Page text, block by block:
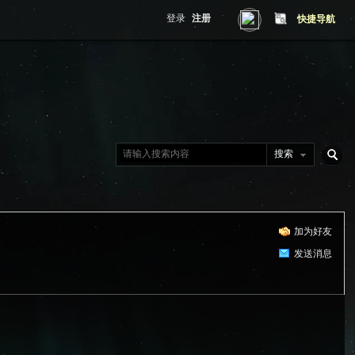
快捷导航
登录 注册
搜索
加为好友
发送消息